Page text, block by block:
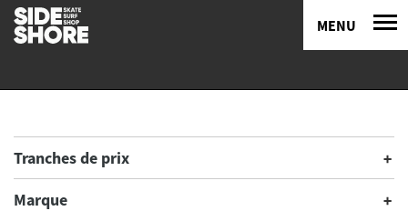
MENU
Tranches de prix
Marque